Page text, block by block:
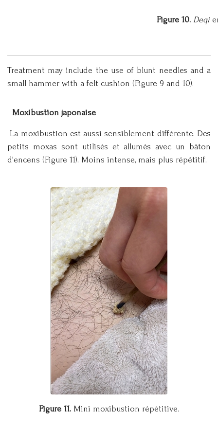
Figure 10. Deqi
Treatment may include the use of blunt needles and a
small hammer with a felt cushion (Figure 9 and 10).
Moxibustion japonaise
La moxibustion est aussi sensiblement différente. Des
petits moxas sont utilisés et allumés avec un bâton
d'encens (Figure 11). Moins intense, mais plus répétitif.
Figure 11. Mini moxibustion répétitive.